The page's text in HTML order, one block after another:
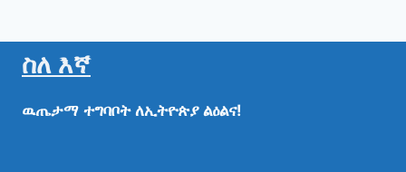
ስለ እኛ
ዉጤታማ ተግባቦት ለኢትዮጵያ ልዕልና!